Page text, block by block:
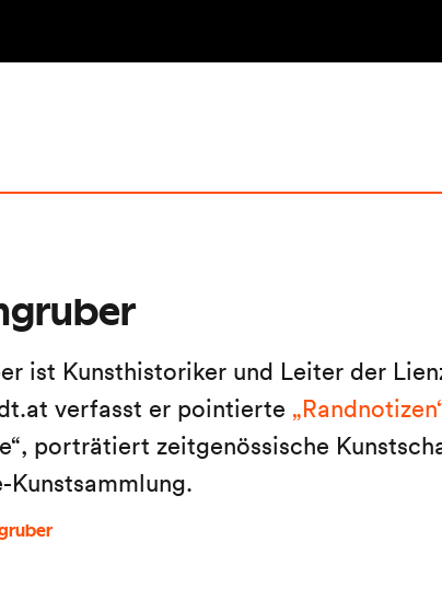
ist Kunsthistoriker und Leiter der
verfasst er pointierte
porträtiert zeitgenössische
Kunstsammlung.